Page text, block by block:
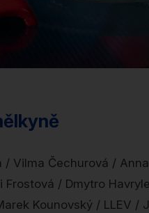
Vilma Čechurová /
/ Dmytro
Kounovský / LLEV /